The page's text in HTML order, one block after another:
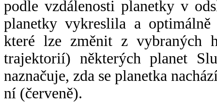
podle vzdálenosti planetky v
planetky vykreslila a
které lze změnit z vybraných
trajektorií) některých planet
naznačuje, zda se planetka
ní (červeně).